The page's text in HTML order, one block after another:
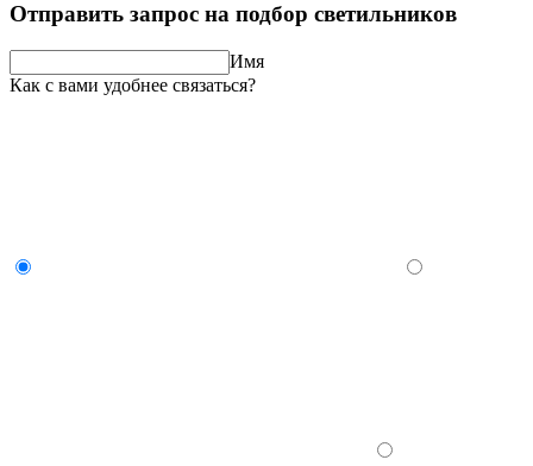
Отправить запрос на подбор светильников
Имя
Как с вами удобнее связаться?